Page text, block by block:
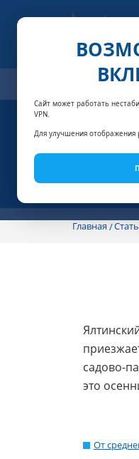
Сайт может работать
VPN.
Для улучшения отображения
Главная
садово-
это
От